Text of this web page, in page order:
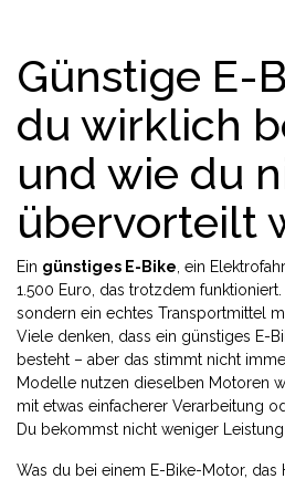
Günstige E-
du wirklich
und wie du
übervorteilt
Ein günstiges E-Bike ein
1.500 Euro, das trotzdem funktioniert
sondern ein echtes Transportmittel
Viele denken, dass ein günstiges E-
besteht – aber das stimmt nicht
Modelle nutzen dieselben Motoren
mit etwas einfacherer Verarbeitung
Du bekommst nicht weniger
Was du bei einem E-Bike-Motor, das